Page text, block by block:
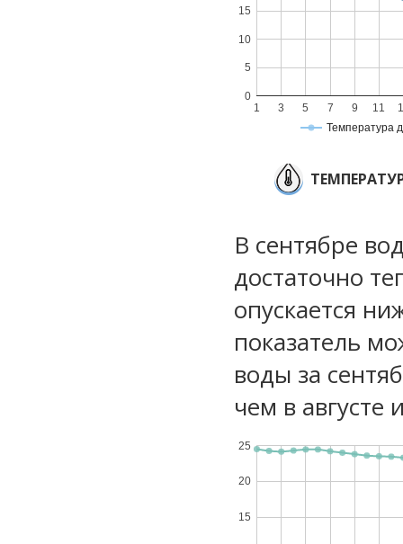
Температура
1 3 5 7 9 11
0
5
10
15
В сентябре
достаточно
опускается
показатель
воды за
чем в августе
15
20
25